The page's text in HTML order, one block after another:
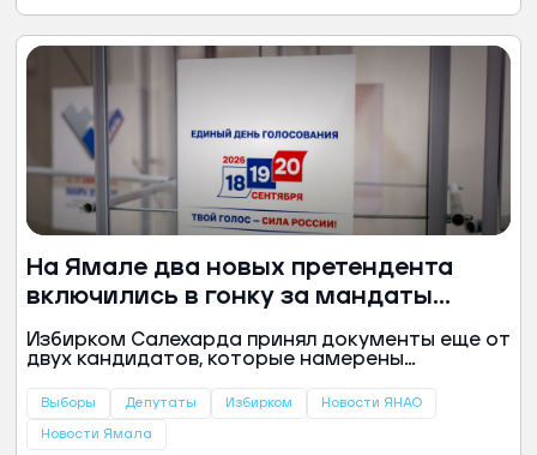
На Ямале два новых претендента
включились в гонку за мандаты
Тюменской облдумы
Избирком Салехарда принял документы еще от
двух кандидатов, которые намерены
областной думы восьмого созыва.
комиссии.
Выборы Депутаты Избирком Новости ЯНАО
Новости Ямала